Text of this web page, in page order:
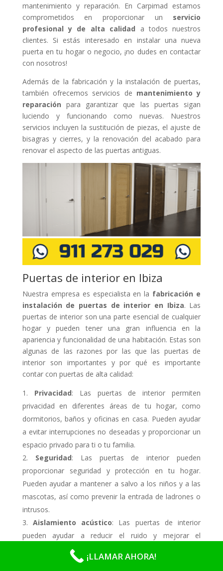
mantenimiento y reparación. En Carpimad estamos
comprometidos en proporcionar un servicio
profesional y de alta calidad a todos nuestros
clientes. Si estás interesado en instalar una nueva
puerta en tu hogar o negocio, ¡no dudes en contactar
con nosotros!
Además de la fabricación y la instalación de puertas,
también ofrecemos servicios de mantenimiento y
reparación para garantizar que las puertas sigan
luciendo y funcionando como nuevas. Nuestros
servicios incluyen la sustitución de piezas, el ajuste de
bisagras y cierres, y la renovación del acabado para
renovar el aspecto de las puertas antiguas.
Puertas de interior en Ibiza
Nuestra empresa es especialista en la fabricación e
instalación de puertas de interior en Ibiza. Las
puertas de interior son una parte esencial de cualquier
hogar y pueden tener una gran influencia en la
apariencia y funcionalidad de una habitación. Estas son
algunas de las razones por las que las puertas de
interior son importantes y por qué es importante
contar con puertas de alta calidad:
Privacidad: Las puertas de interior permiten
privacidad en diferentes áreas de tu hogar, como
dormitorios, baños y oficinas en casa. Pueden ayudar
a evitar interrupciones no deseadas y proporcionar un
espacio privado para ti o tu familia.
Seguridad: Las puertas de interior pueden
proporcionar seguridad y protección en tu hogar.
Pueden ayudar a mantener a salvo a los niños y a las
mascotas, así como prevenir la entrada de ladrones o
intrusos.
Aislamiento acústico: Las puertas de interior
pueden ayudar a reducir el ruido y mejorar el
aislamiento acústico entre habitaciones. Esto puede
ser especialmente importante en hogares con niños o
¡LLAMAR AHORA!